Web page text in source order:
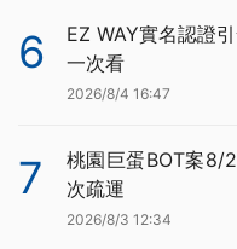
6
EZ WAY實名認證
一次看
2026/8/4 16:47
7
桃園巨蛋BOT案8/
次疏運
2026/8/3 12:34